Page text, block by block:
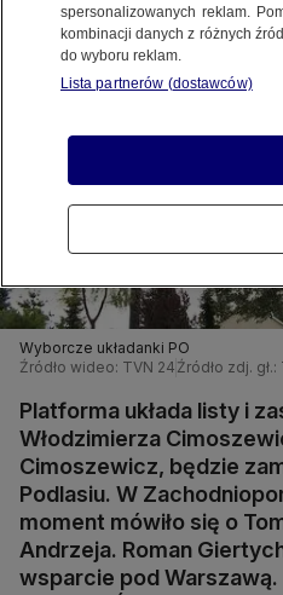
Wyborcze układanki PO
Źródło wideo: TVN 24 Źródło zdj. gł.:
Platforma układa listy i
Włodzimierza
Cimoszewicz, będzie
Podlasiu. W
moment mówiło się o
Andrzeja. Roman
wsparcie pod Warszawą.
spersonalizowanych reklam.
kombinacji danych z różnych
do wyboru reklam.
Lista partnerów (dostawców)